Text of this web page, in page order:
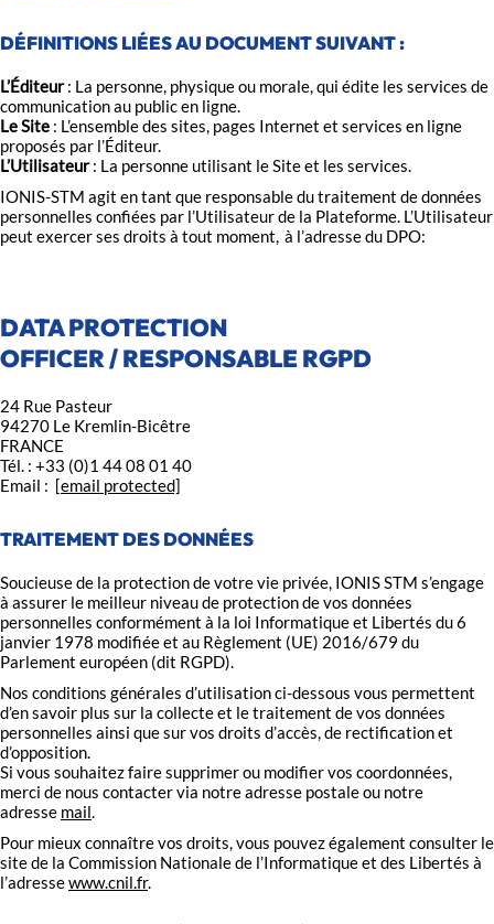
DÉFINITIONS LIÉES AU DOCUMENT SUIVANT :
L’Éditeur: La personne, physique ou morale, qui édite les services de
communication au public en ligne.
Le Site : L’ensemble des sites, pages Internet et services en ligne
proposés par l’Éditeur.
L’Utilisateur: La personne utilisant le Site et les services.
IONIS-STM agit en tant que responsable du traitement de données
personnelles confiées par l’Utilisateur de la Plateforme. L’Utilisateur
peut exercer ses droits à tout moment, à l’adresse du DPO:
DATA PROTECTION
OFFICER / RESPONSABLE RGPD
24 Rue Pasteur
94270 Le Kremlin-Bicêtre
FRANCE
Tél. : +33 (0)1 44 08 01 40
Email : [email protected]
TRAITEMENT DES DONNÉES
Soucieuse de la protection de votre vie privée, IONIS STM s’engage
à assurer le meilleur niveau de protection de vos données
personnelles conformément à la loi Informatique et Libertés du 6
janvier 1978 modifiée et au Règlement (UE) 2016/679 du
Parlement européen (dit RGPD).
Nos conditions générales d’utilisation ci-dessous vous permettent
d’en savoir plus sur la collecte et le traitement de vos données
personnelles ainsi que sur vos droits d’accès, de rectification et
d’opposition.
Si vous souhaitez faire supprimer ou modifier vos coordonnées,
merci de nous contacter via notre adresse postale ou notre
adresse mail.
Pour mieux connaître vos droits, vous pouvez également consulter le
site de la Commission Nationale de l’Informatique et des Libertés à
l’adressewww.cnil.fr.